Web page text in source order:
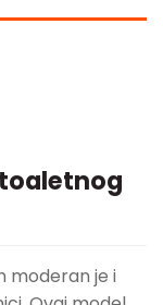
moderan je i